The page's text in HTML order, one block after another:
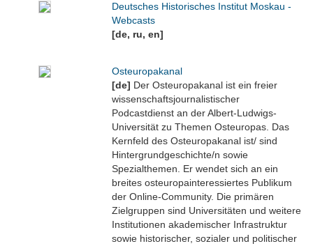
Deutsches Historisches Institut Moskau -
Webcasts
[de, ru, en]
Osteuropakanal
[de] Der Osteuropakanal ist ein freier
wissenschaftsjournalistischer
Podcastdienst an der Albert-Ludwigs-
Universität zu Themen Osteuropas. Das
Kernfeld des Osteuropakanal ist/ sind
Hintergrundgeschichte/n sowie
Spezialthemen. Er wendet sich an ein
breites osteuropainteressiertes Publikum
der Online-Community. Die primären
Zielgruppen sind Universitäten und weitere
Institutionen akademischer Infrastruktur
sowie historischer, sozialer und politischer